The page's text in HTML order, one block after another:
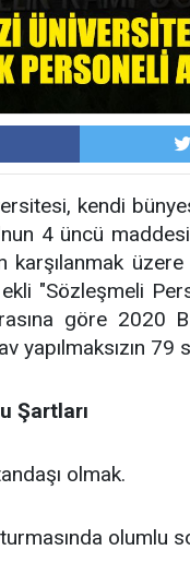
kendi
4 üncü
karşılanmak
"Sözleşmeli
göre 2020
yapılmaksızın
Şartları
olmak.
olumlu